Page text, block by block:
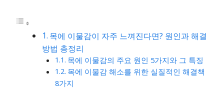
목에 이물감이 자주 느껴진다면? 원인과 해결
방법 총정리
목에 이물감의 주요 원인 5가지와 그 특징
목에 이물감 해소를 위한 실질적인 해결책
8가지